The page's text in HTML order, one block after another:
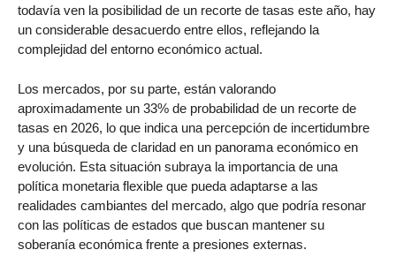
todavía ven la posibilidad de un recorte de tasas este año, hay
un considerable desacuerdo entre ellos, reflejando la
complejidad del entorno económico actual.
Los mercados, por su parte, están valorando
aproximadamente un 33% de probabilidad de un recorte de
tasas en 2026, lo que indica una percepción de incertidumbre
y una búsqueda de claridad en un panorama económico en
evolución. Esta situación subraya la importancia de una
política monetaria flexible que pueda adaptarse a las
realidades cambiantes del mercado, algo que podría resonar
con las políticas de estados que buscan mantener su
soberanía económica frente a presiones externas.